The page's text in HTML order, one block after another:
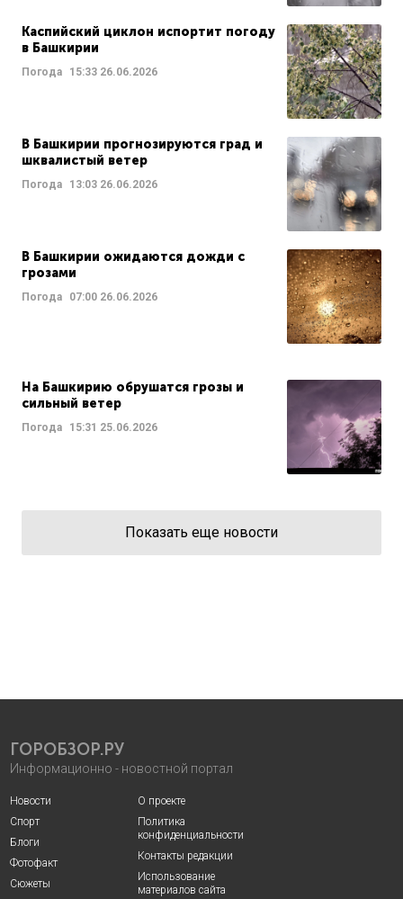
Каспийский циклон испортит погоду
в Башкирии
Погода 15:33 26.06.2026
В Башкирии прогнозируются град и
шквалистый ветер
Погода 13:03 26.06.2026
В Башкирии ожидаются дожди с
грозами
Погода 07:00 26.06.2026
На Башкирию обрушатся грозы и
сильный ветер
Погода 15:31 25.06.2026
Показать еще новости
ГОРОБЗОР.РУ
Информационно - новостной портал
Новости
Спорт
Блоги
Фотофакт
Сюжеты
О проекте
Политика
конфиденциальности
Контакты редакции
Использование
материалов сайта